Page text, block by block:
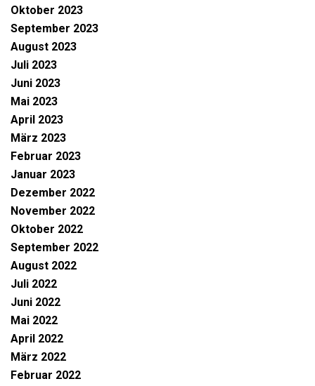
Oktober 2023
September 2023
August 2023
Juli 2023
Juni 2023
Mai 2023
April 2023
März 2023
Februar 2023
Januar 2023
Dezember 2022
November 2022
Oktober 2022
September 2022
August 2022
Juli 2022
Juni 2022
Mai 2022
April 2022
März 2022
Februar 2022